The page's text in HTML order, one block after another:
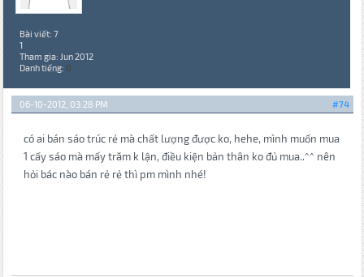
Bài viết: 7
1
Tham gia: Jun 2012
Danh tiếng: 0
#74
06-10-2012, 03:28 PM
có ai bán sáo trúc rẻ mà chất lượng được ko, hehe, mình muốn mua
1 cấy sáo mà mấy trăm k lận, điều kiện bản thân ko đủ mua..^^ nên
hỏi bác nào bán rẻ rẻ thì pm mình nhé!